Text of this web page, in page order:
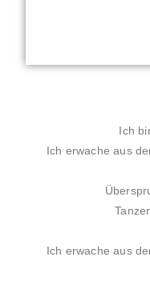
Ich
Ich erwache aus
Ich erwache aus